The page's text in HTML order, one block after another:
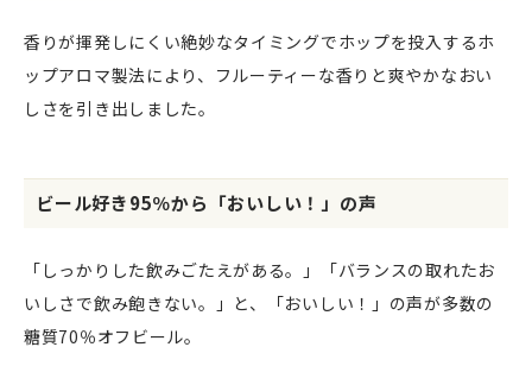
香りが揮発しにくい絶妙なタイミングでホップを投入するホ
ップアロマ製法により、フルーティーな香りと爽やかなおい
しさを引き出しました。
ビール好き95％から「おいしい！」の声
「しっかりした飲みごたえがある。」「バランスの取れたお
いしさで飲み飽きない。」と、「おいしい！」の声が多数の
糖質70％オフビール。